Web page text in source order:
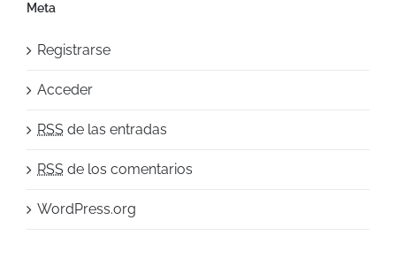
Meta
Registrarse
Acceder
RSS de las entradas
RSS de los comentarios
WordPress.org